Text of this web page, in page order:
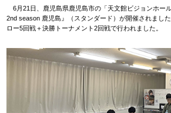
6月21日、鹿児島県鹿児島市の「天文館ビジョンホー
2nd season 鹿児島』（スタンダード）が開催されまし
ロー5回戦＋決勝トーナメント2回戦で行われました。